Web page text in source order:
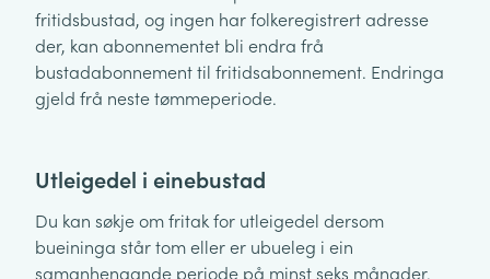
fritidsbustad, og ingen har folkeregistrert adresse
der, kan abonnementet bli endra frå
bustadabonnement til fritidsabonnement. Endringa
gjeld frå neste tømmeperiode.
Utleigedel i einebustad
Du kan søkje om fritak for utleigedel dersom
bueininga står tom eller er ubueleg i ein
samanhengande periode på minst seks månader.